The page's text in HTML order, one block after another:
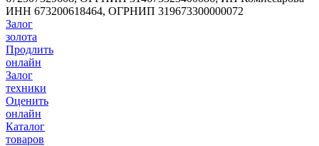
ИНН 673200618464, ОГРНИП 319673300000072
Залог
золота
Продлить
онлайн
Залог
техники
Оценить
онлайн
Каталог
товаров